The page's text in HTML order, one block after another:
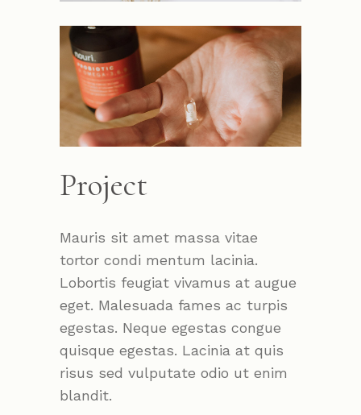
Project
Mauris sit amet massa vitae
tortor condi mentum lacinia.
Lobortis feugiat vivamus at augue
eget. Malesuada fames ac turpis
egestas. Neque egestas congue
quisque egestas. Lacinia at quis
risus sed vulputate odio ut enim
blandit.